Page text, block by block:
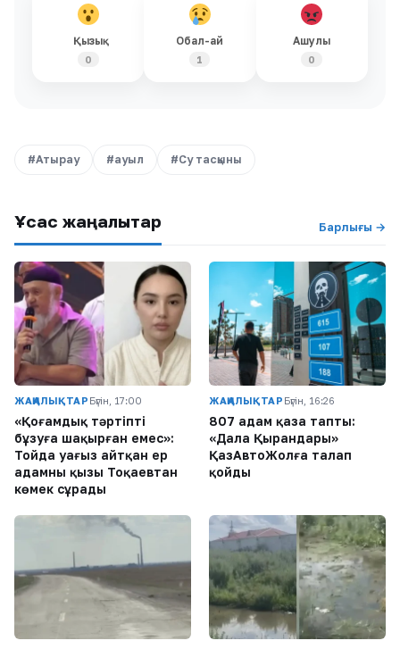
Қызық
0
Обал-ай
1
Ашулы
0
#Атырау #ауыл #Су тасқыны
Ұқсас жаңалықтар Барлығы →
ЖАҢАЛЫҚТАР Бүгін, 17:00
«Қоғамдық тәртіпті
бұзуға шақырған емес»:
Тойда уағыз айтқан ер
адамның қызы Тоқаевтан
көмек сұрады
ЖАҢАЛЫҚТАР Бүгін, 16:26
807 адам қаза тапты:
«Дала Қырандары»
ҚазАвтоЖолға талап
қойды